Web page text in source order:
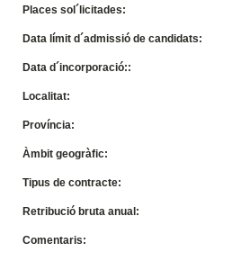
Places sol´licitades:
Data límit d´admissió de candidats:
Data d´incorporació::
Localitat:
Província:
Àmbit geogràfic:
Tipus de contracte:
Retribució bruta anual:
Comentaris: